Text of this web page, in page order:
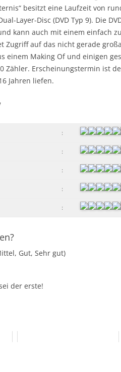
besitzt eine Laufzeit von
Layer-Disc (DVD Typ 9). Die
kann auch mit einem einfach
Zugriff auf das nicht gerade
einem Making Of und einigen
Zähler. Erscheinungstermin ist
Jahren liefen.
:
:
:
:
:
Gut, Sehr gut)
der erste!